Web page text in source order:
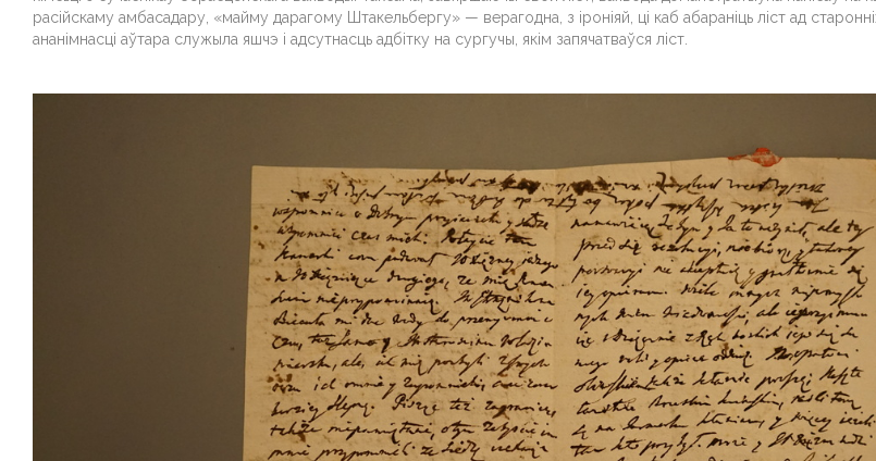
расійскаму амбасадару, «майму дарагому Штакельбергу» — верагодна, з іроніяй, ці каб абараніць ліст ад
ананімнасці аўтара служыла яшчэ і адсутнасць адбітку на сургучы, якім запячатваўся ліст.